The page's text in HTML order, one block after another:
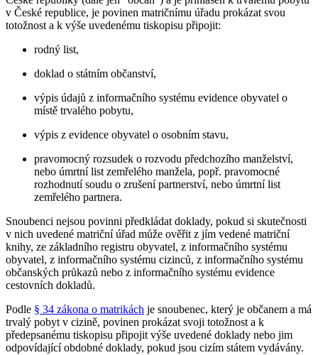
v České republice, je povinen matričnímu úřadu prokázat svou
totožnost a k výše uvedenému tiskopisu připojit:
rodný list,
doklad o státním občanství,
výpis údajů z informačního systému evidence obyvatel o
místě trvalého pobytu,
výpis z evidence obyvatel o osobním stavu,
pravomocný rozsudek o rozvodu předchozího manželství,
nebo úmrtní list zemřelého manžela, popř. pravomocné
rozhodnutí soudu o zrušení partnerství, nebo úmrtní list
zemřelého partnera.
Snoubenci nejsou povinni předkládat doklady, pokud si skutečnosti
v nich uvedené matriční úřad může ověřit z jím vedené matriční
knihy, ze základního registru obyvatel, z informačního systému
obyvatel, z informačního systému cizinců, z informačního systému
občanských průkazů nebo z informačního systému evidence
cestovních dokladů.
Podle § 34 zákona o matrikách je snoubenec, který je občanem a má
trvalý pobyt v cizině, povinen prokázat svoji totožnost a k
předepsanému tiskopisu připojit výše uvedené doklady nebo jim
odpovídající obdobné doklady, pokud jsou cizím státem vydávány.